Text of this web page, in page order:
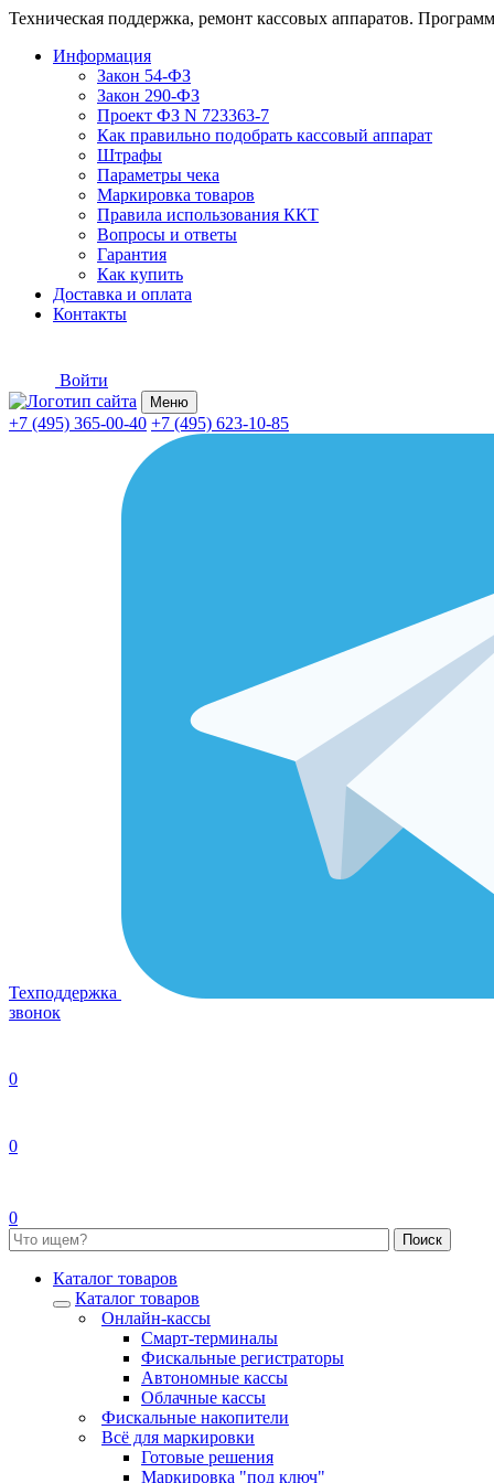
Техническая поддержка, ремонт кассовых аппаратов.
Информация
Закон 54-ФЗ
Закон 290-ФЗ
Проект ФЗ N 723363-7
Как правильно подобрать кассовый аппарат
Штрафы
Параметры чека
Маркировка товаров
Правила использования ККТ
Вопросы и ответы
Гарантия
Как купить
Доставка и оплата
Контакты
Войти
Меню
+7 (495) 365-00-40 +7 (495) 623-10-85
Техподдержка
звонок
0
0
0
Каталог товаров
Каталог товаров
Онлайн-кассы
Смарт-терминалы
Фискальные регистраторы
Автономные кассы
Облачные кассы
Фискальные накопители
Всё для маркировки
Готовые решения
Маркировка "под ключ"